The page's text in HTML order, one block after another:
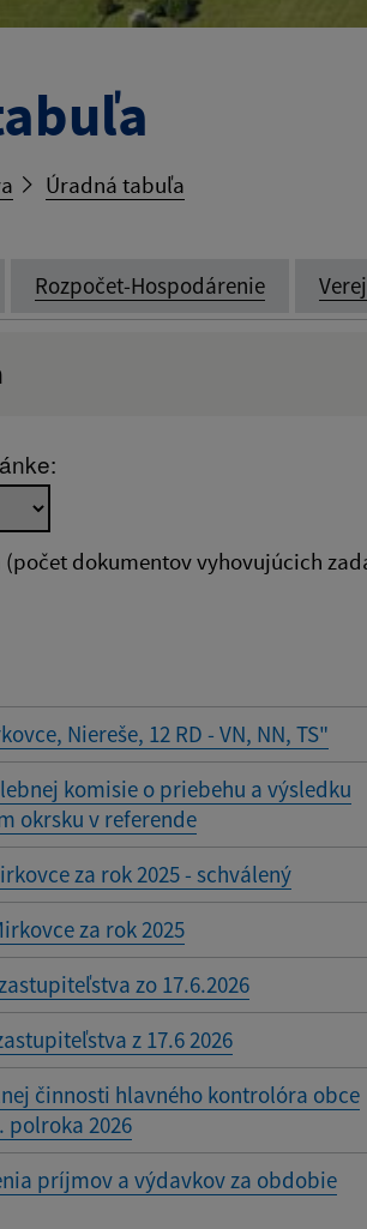
Úradná tabuľa
Rozpočet-Hospodárenie
do:
dokumentov vyhovujúcich
Niereše, 12 RD - VN, NN, TS"
komisie o priebehu a výsledku
okrsku v referende
za rok 2025 - schválený
za rok 2025
zo 17.6.2026
z 17.6 2026
činnosti hlavného kontrolóra obce
polroka 2026
príjmov a výdavkov za obdobie